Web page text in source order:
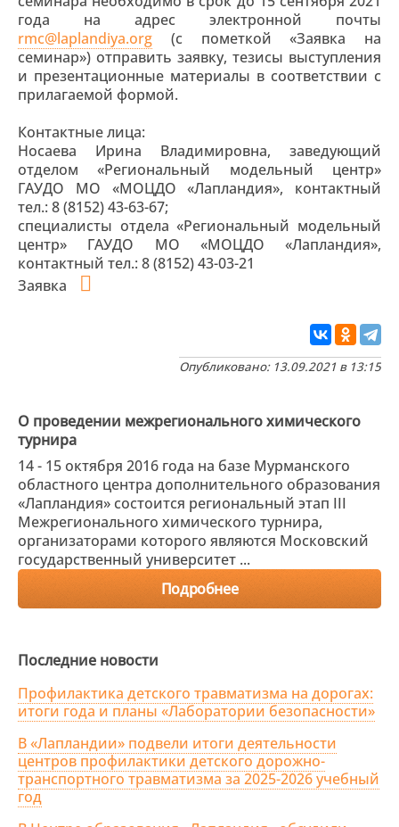
года на адрес электронной почты
rmc@laplandiya.org (с пометкой «Заявка на
семинар») отправить заявку, тезисы выступления
и презентационные материалы в соответствии с
прилагаемой формой.
Контактные лица:
Носаева Ирина Владимировна, заведующий
отделом «Региональный модельный центр»
ГАУДО МО «МОЦДО «Лапландия», контактный
тел.: 8 (8152) 43-63-67;
специалисты отдела «Региональный модельный
центр» ГАУДО МО «МОЦДО «Лапландия»,
контактный тел.: 8 (8152) 43-03-21
Заявка
Опубликовано: 13.09.2021 в 13:15
О проведении межрегионального химического
турнира
14 - 15 октября 2016 года на базе Мурманского
областного центра дополнительного образования
«Лапландия» состоится региональный этап III
Межрегионального химического турнира,
организаторами которого являются Московский
государственный университет ...
Подробнее
Последние новости
Профилактика детского травматизма на дорогах:
итоги года и планы «Лаборатории безопасности»
В «Лапландии» подвели итоги деятельности
центров профилактики детского дорожно-
транспортного травматизма за 2025-2026 учебный
год